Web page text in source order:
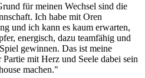
für meinen Wechsel sind die
Ich habe mit Oren
und ich kann es kaum erwarten,
energisch, dazu teamfähig und
gewinnen. Das ist meine
mit Herz und Seele dabei sein
machen."